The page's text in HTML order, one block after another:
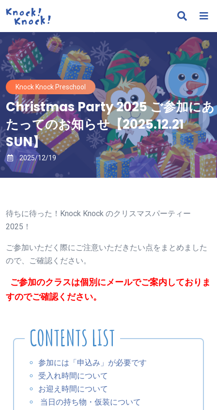
Knock Knock Preschool
Christmas Party 2025 ご参加にあ
たってのお知らせ【2025.12.21
SUN】
2025/12/19
待ちに待った！Knock Knock のクリスマスパーティー
2025！
ご参加いただく際にご注意いただきたい点をまとめました
ので、ご確認ください。
ご参加のクラスは個別にメールでご案内しておりま
すのでご確認ください。
参加には「申込み」が必要です
受入れ時間について
お迎え時間について
当日の持ち物・仮装について